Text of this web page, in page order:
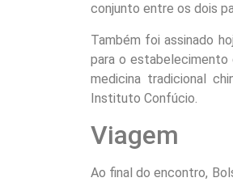
conjunto entre os dois
Também foi assinado
para o estabelecimento
medicina tradicional
Instituto Confúcio.
Viagem
Ao final do encontro,